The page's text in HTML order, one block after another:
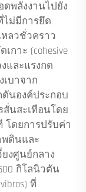
ดพลังงานไปยัง
ม่มีการยึด
หลวชั่วคราว
กาะ (cohesive
และแรงกด
เบาจาก
นองค์ประกอบ
นสะเทือนโดย
โดยการปรับค่า
พดินและ
งศูนย์กลาง
กิโลนิวตัน
ที่